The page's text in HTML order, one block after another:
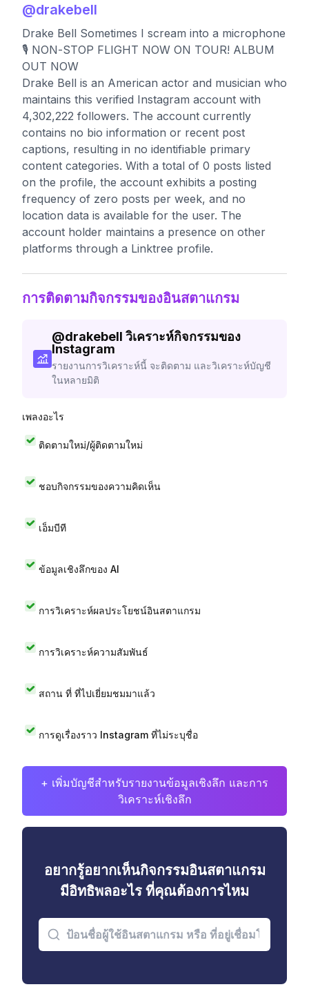
@drakebell
Drake Bell Sometimes I scream into a microphone
🎙️ NON-STOP FLIGHT NOW ON TOUR! ALBUM
OUT NOW
Drake Bell is an American actor and musician who
maintains this verified Instagram account with
4,302,222 followers. The account currently
contains no bio information or recent post
captions, resulting in no identifiable primary
content categories. With a total of 0 posts listed
on the profile, the account exhibits a posting
frequency of zero posts per week, and no
location data is available for the user. The
account holder maintains a presence on other
platforms through a Linktree profile.
การติดตามกิจกรรมของอินสตาแกรม
@drakebell วิเคราะห์กิจกรรมของ
Instagram
รายงานการวิเคราะห์นี้ จะติดตาม และวิเคราะห์บัญชี
ในหลายมิติ
เพลงอะไร
ติดตามใหม่/ผู้ติดตามใหม่
ชอบกิจกรรมของความคิดเห็น
เอ็มบีที
ข้อมูลเชิงลึกของ AI
การวิเคราะห์ผลประโยชน์อินสตาแกรม
การวิเคราะห์ความสัมพันธ์
สถาน ที่ ที่ไปเยี่ยมชมมาแล้ว
การดูเรื่องราว Instagram ที่ไม่ระบุชื่อ
+ เพิ่มบัญชีสำหรับรายงานข้อมูลเชิงลึก และการ
วิเคราะห์เชิงลึก
อยากรู้อยากเห็นกิจกรรมอินสตาแกรม
มีอิทธิพลอะไร ที่คุณต้องการไหม